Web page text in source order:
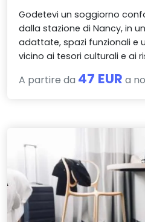
Godetevi un soggiorno
dalla stazione di Nancy, in
adattate, spazi funzionali e
vicino ai tesori culturali e ai
A partire da 47 EUR a